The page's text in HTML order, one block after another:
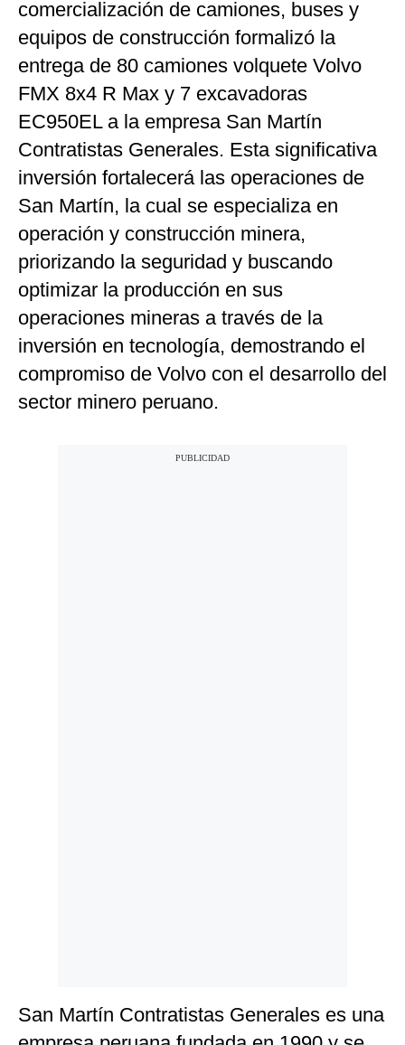
Estilos
Mundo
EEUU
México
Internacional
Tecnología
Club del Suscriptor
G de Gestión
Notas Contratadas
comercialización de camiones, buses y
equipos de construcción formalizó la
entrega de 80 camiones volquete Volvo
FMX 8x4 R Max y 7 excavadoras
EC950EL a la empresa San Martín
Contratistas Generales. Esta significativa
inversión fortalecerá las operaciones de
San Martín, la cual se especializa en
operación y construcción minera,
priorizando la seguridad y buscando
optimizar la producción en sus
operaciones mineras a través de la
inversión en tecnología, demostrando el
compromiso de Volvo con el desarrollo del
sector minero peruano.
San Martín Contratistas Generales es una